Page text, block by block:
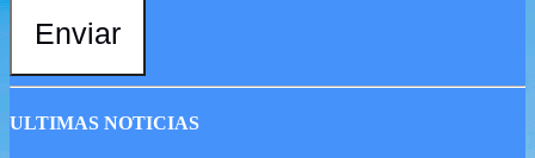
Enviar
ULTIMAS NOTICIAS